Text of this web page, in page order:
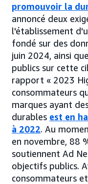
promouvoir la
annoncé deux
l'établissement
fondé sur des
juin 2024, ainsi
publics sur cette
rapport « 2023
consommateurs
marques ayant
durables est en
à 2022. Au
en novembre, 88
soutiennent Ad
objectifs publics.
consommateurs